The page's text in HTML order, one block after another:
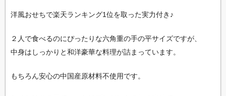
洋風おせちで楽天ランキング1位を取った実力付き♪
２人で食べるのにぴったりな六角重の手の平サイズですが、
中身はしっかりと和洋豪華な料理が詰まっています。
もちろん安心の中国産原材料不使用です。